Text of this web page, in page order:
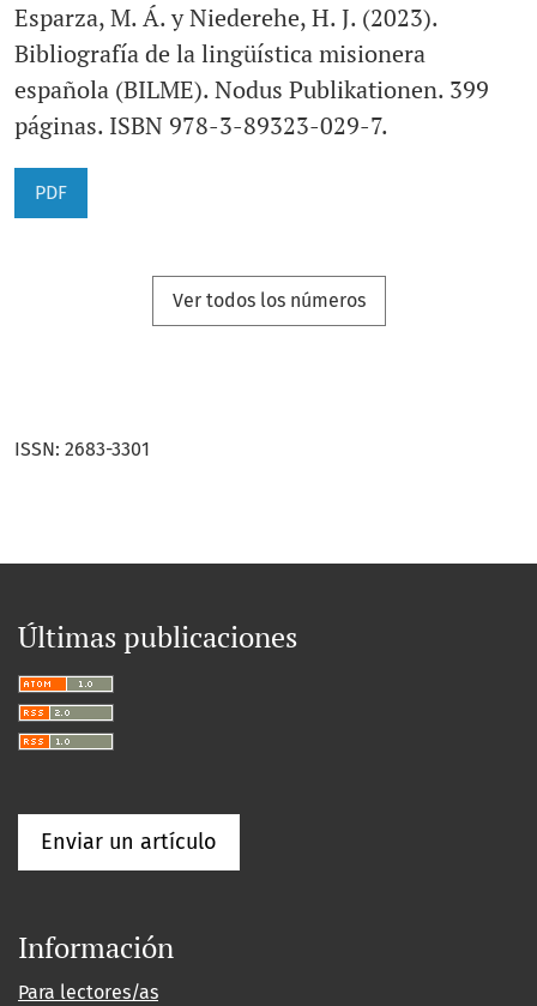
Esparza, M. Á. y Niederehe, H. J. (2023).
Bibliografía de la lingüística misionera
española (BILME). Nodus Publikationen. 399
páginas. ISBN 978-3-89323-029-7.
PDF
Ver todos los números
ISSN: 2683-3301
Últimas publicaciones
Enviar un artículo
Información
Para lectores/as